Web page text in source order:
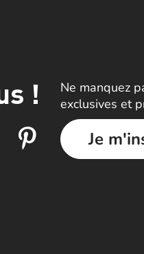
!
Ne manquez
exclusives et
Je